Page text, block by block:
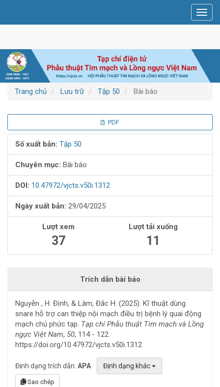
chính
chính
Thanh
bên
Trang chủ Lưu trữ Tập 50 Bài báo
bên
bài
viết
PDF
Số xuất bản: Tập 50
Chuyên mục: Bài báo
DOI: 10.47972/vjcts.v50i.1312
Ngày xuất bản: 29/04/2025
Lượt xem
37
Lượt tải xuống
11
Trích dẫn bài báo
Nguyễn , H. Định, & Lâm, Đắc H. (2025). Kĩ thuật dùng
snare hỗ trợ can thiệp nội mạch điều trị bệnh lý quai động
mạch chủ phức tạp. Tạp chí Phẫu thuật Tim mạch và Lồng
ngực Việt Nam, 50, 114 - 122.
https://doi.org/10.47972/vjcts.v50i.1312
Định dạng trích dẫn: APA Định dạng khác
Sao chép